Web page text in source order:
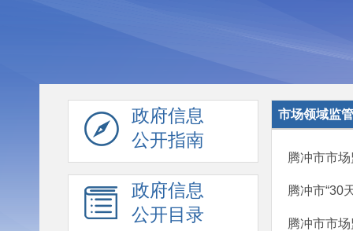
政府信息
公开指南
政府信息
公开目录
市场领域监管
腾冲市市
腾冲市“30
腾冲市市